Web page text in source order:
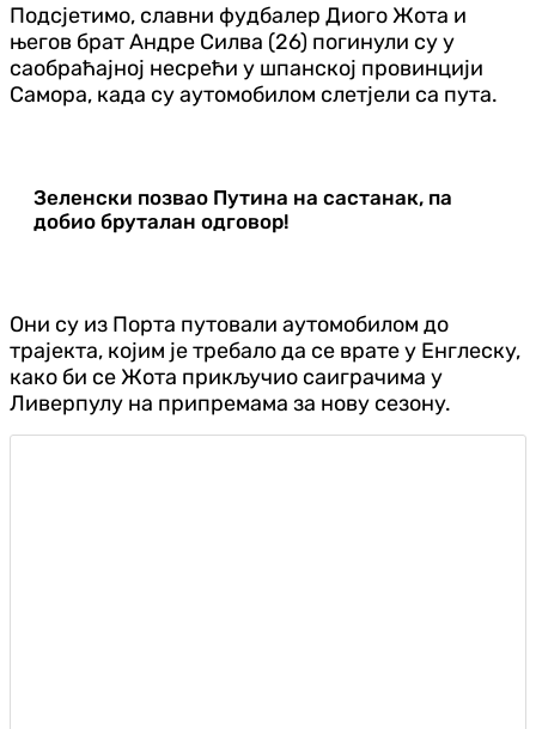
Подсјетимо, славни фудбалер Диого Жота и
његов брат Андре Силва (26) погинули су у
саобраћајној несрећи у шпанској провинцији
Самора, када су аутомобилом слетјели са пута.
Зеленски позвао Путина на састанак, па
добио бруталан одговор!
Они су из Порта путовали аутомобилом до
трајекта, којим је требало да се врате у Енглеску,
како би се Жота прикључио саиграчима у
Ливерпулу на припремама за нову сезону.